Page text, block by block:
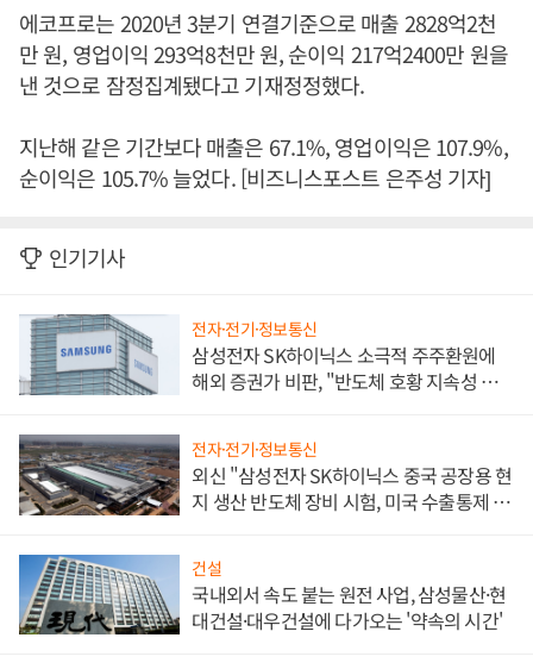
에코프로는 2020년 3분기 연결기준으로 매출 2828억2천
만 원, 영업이익 293억8천만 원, 순이익 217억2400만 원을
낸 것으로 잠정집계됐다고 기재정정했다.
지난해 같은 기간보다 매출은 67.1%, 영업이익은 107.9%,
순이익은 105.7% 늘었다. [비즈니스포스트 은주성 기자]
인기기사
전자·전기·정보통신
삼성전자 SK하이닉스 소극적 주주환원에
해외 증권가 비판, "반도체 호황 지속성 의
전자·전기·정보통신
외신 "삼성전자 SK하이닉스 중국 공장용 현
지 생산 반도체 장비 시험, 미국 수출통제 대
건설
국내외서 속도 붙는 원전 사업, 삼성물산·현
대건설·대우건설에 다가오는 '약속의 시간'